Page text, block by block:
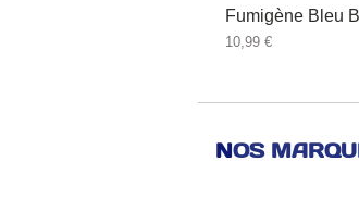
Fumigène Bleu
Prix
10,99 €
NOS